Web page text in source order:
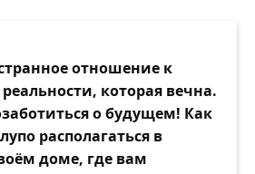
отношение к
которая вечна.
о будущем! Как
располагаться в
доме, где вам